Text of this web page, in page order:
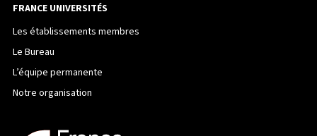
FRANCE UNIVERSITÉS
Les établissements membres
Le Bureau
L’équipe permanente
Notre organisation